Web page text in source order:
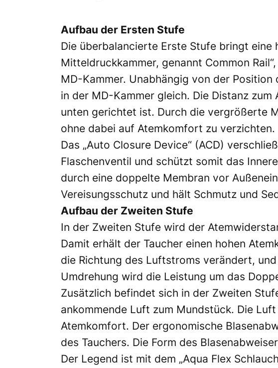
Aufbau der Ersten Stufe
Die überbalancierte Erste Stufe bringt
Mitteldruckkammer, genannt Common
MD-Kammer. Unabhängig von der
in der MD-Kammer gleich. Die Distanz
unten gerichtet ist. Durch die vergrößerte
ohne dabei auf Atemkomfort zu verzichten.
Das „Auto Closure Device“ (ACD)
Flaschenventil und schützt somit das
durch eine doppelte Membran vor
Vereisungsschutz und hält Schmutz und
Aufbau der Zweiten Stufe
In der Zweiten Stufe wird der
Damit erhält der Taucher einen hohen
die Richtung des Luftstroms verändert,
Umdrehung wird die Leistung um das
Zusätzlich befindet sich in der Zweiten
ankommende Luft zum Mundstück. Die
Atemkomfort. Der ergonomische
des Tauchers. Die Form des
Der Legend ist mit dem „Aqua Flex